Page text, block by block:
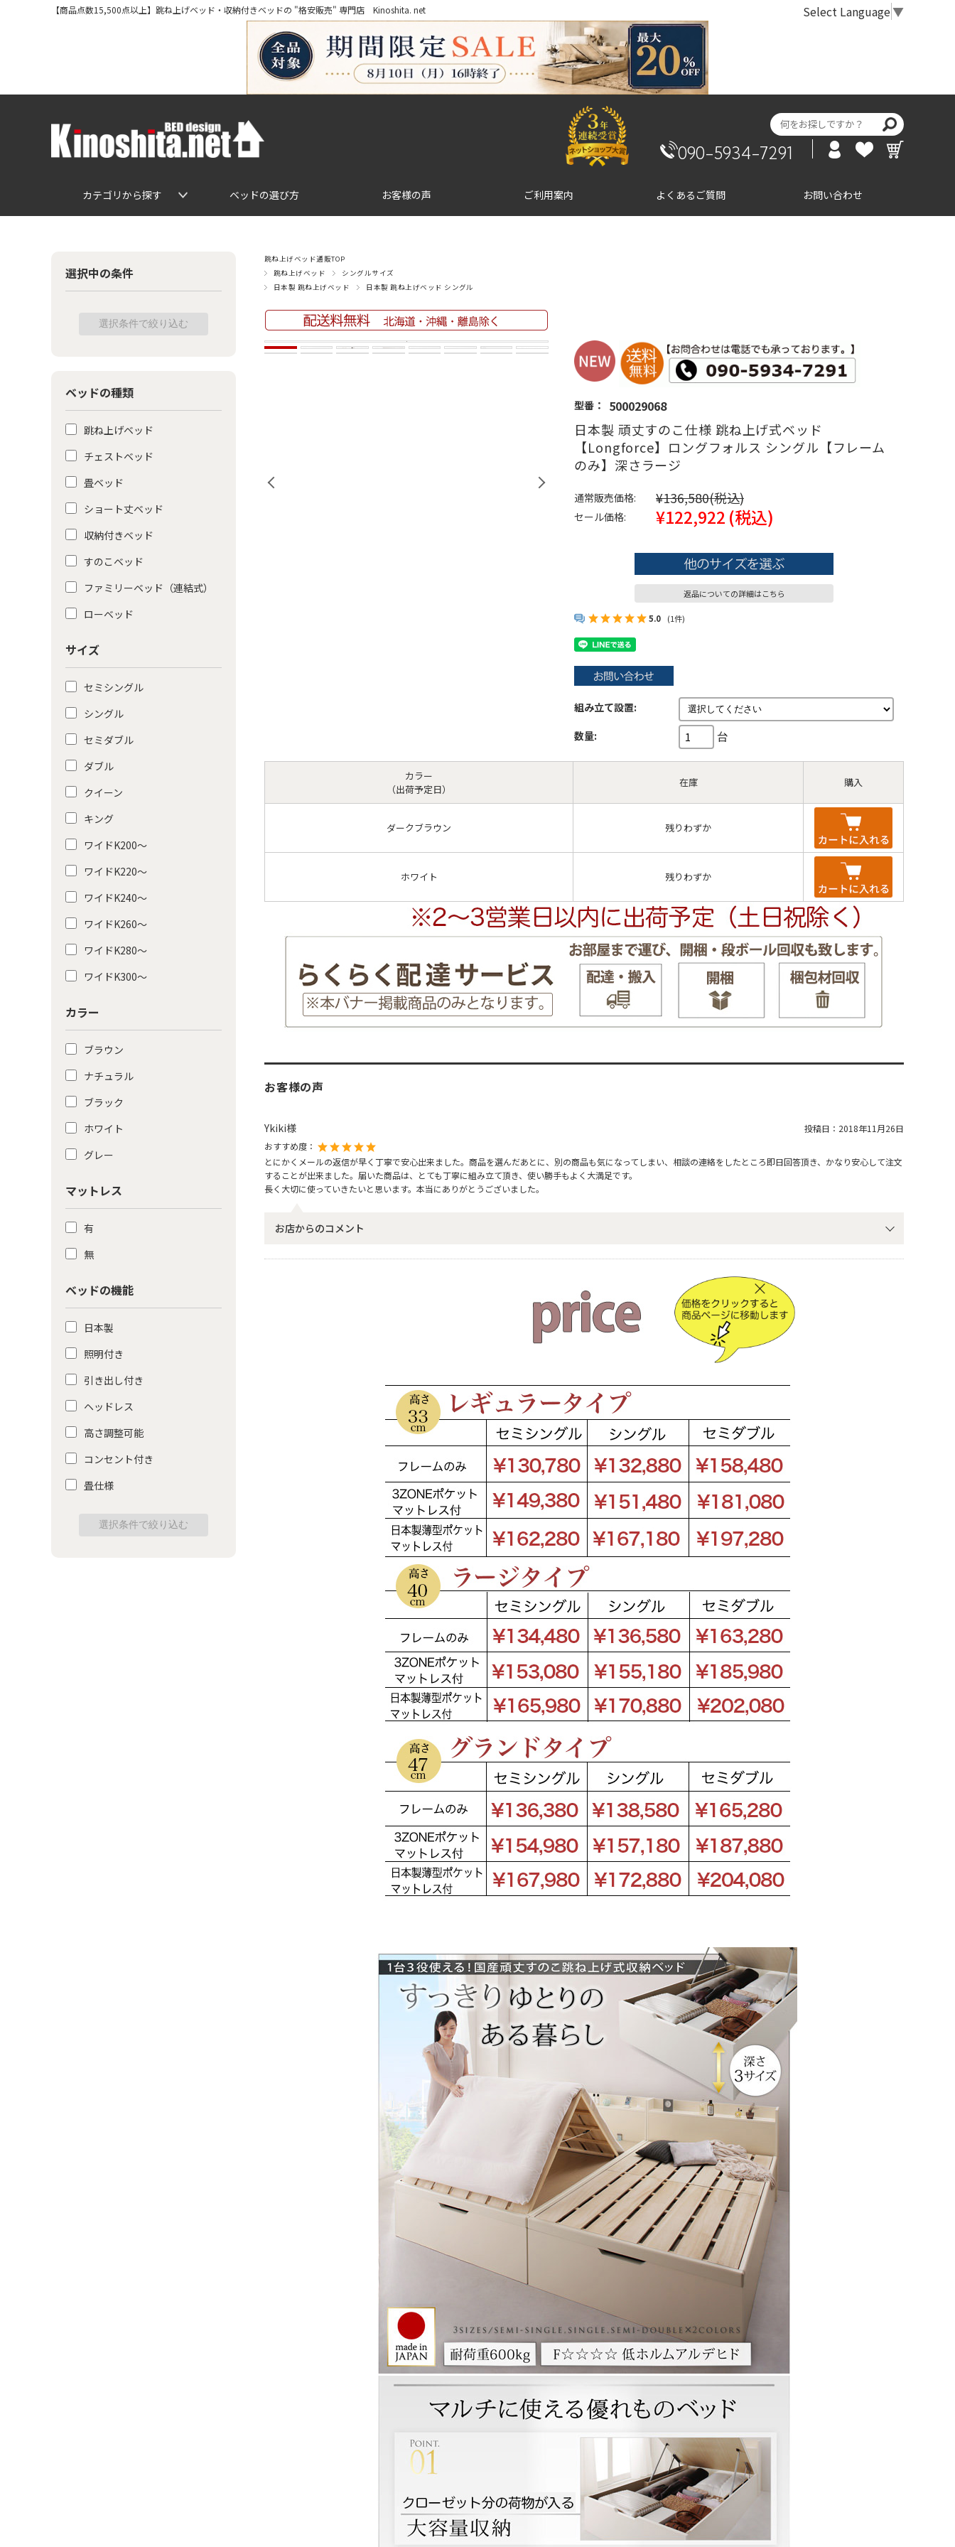
【商品点数15,500点以上】跳ね上げベッド・収納付きベッドの "格安販売" 専門店 Kinoshita. net Select Language▼
090-5934-7291
カテゴリから探す ベッドの選び方 お客様の声 ご利用案内 よくあるご質問 お問い合わせ
跳ね上げベッド通販TOP
跳ね上げベッド
シングルサイズ
日本製 跳ね上げベッド
日本製 跳ね上げベッド シングル
型番： 500029068
日本製 頑丈すのこ仕様 跳ね上げ式ベッド
【Longforce】ロングフォルス シングル【フレーム
のみ】深さラージ
通常販売価格: ¥136,580(税込)
セール価格: ¥122,922 (税込)
返品についての詳細はこちら
5.0 (1件)
組み立て設置:
数量:
台
カラー
（出荷予定日）
在庫 購入
ダークブラウン 残りわずか
ホワイト 残りわずか
お客様の声
Ykiki様 投稿日： 2018年11月26日
おすすめ度：
とにかくメールの返信が早く丁寧で安心出来ました。商品を選んだあとに、別の商品も気になってしまい、相談の連絡をしたところ即日回答頂き、かなり安心して注文
することが出来ました。届いた商品は、とても丁寧に組み立て頂き、使い勝手もよく大満足です。
長く大切に使っていきたいと思います。本当にありがとうございました。
お店からのコメント
選択中の条件
ベッドの種類
跳ね上げベッド
チェストベッド
畳ベッド
ショート丈ベッド
収納付きベッド
すのこベッド
ファミリーベッド（連結式）
ローベッド
サイズ
セミシングル
シングル
セミダブル
ダブル
クイーン
キング
ワイドK200〜
ワイドK220〜
ワイドK240〜
ワイドK260〜
ワイドK280〜
ワイドK300〜
カラー
ブラウン
ナチュラル
ブラック
ホワイト
グレー
マットレス
有
無
ベッドの機能
日本製
照明付き
引き出し付き
ヘッドレス
高さ調整可能
コンセント付き
畳仕様